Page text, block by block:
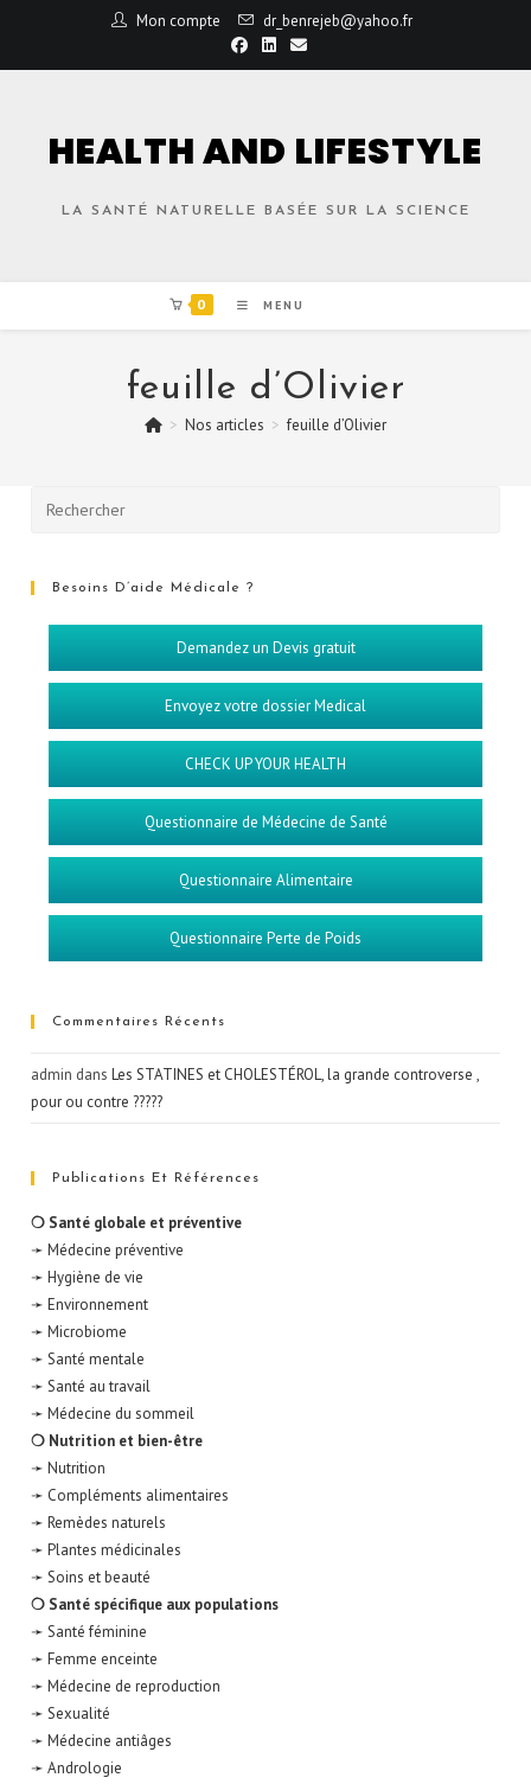
Mon compte dr_benrejeb@yahoo.fr
HEALTH AND LIFESTYLE
LA SANTÉ NATURELLE BASÉE SUR LA SCIENCE
0 MENU
feuille d’Olivier
> Nos articles > feuille d’Olivier
Besoins D’aide Médicale ?
Demandez un Devis gratuit
Envoyez votre dossier Medical
CHECK UP YOUR HEALTH
Questionnaire de Médecine de Santé
Questionnaire Alimentaire
Questionnaire Perte de Poids
Commentaires Récents
admin dansLes STATINES et CHOLESTÉROL, la grande controverse ,
pour ou contre ?????
Publications Et Références
❍ Santé globale et préventive
➛ Médecine préventive
➛ Hygiène de vie
➛ Environnement
➛ Microbiome
➛ Santé mentale
➛ Santé au travail
➛ Médecine du sommeil
❍ Nutrition et bien-être
➛ Nutrition
➛ Compléments alimentaires
➛ Remèdes naturels
➛ Plantes médicinales
➛ Soins et beauté
❍ Santé spécifique aux populations
➛ Santé féminine
➛ Femme enceinte
➛ Médecine de reproduction
➛ Sexualité
➛ Médecine antiâges
➛ Andrologie